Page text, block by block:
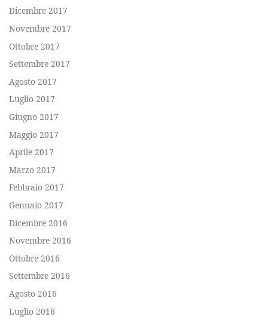
Dicembre 2017
Novembre 2017
Ottobre 2017
Settembre 2017
Agosto 2017
Luglio 2017
Giugno 2017
Maggio 2017
Aprile 2017
Marzo 2017
Febbraio 2017
Gennaio 2017
Dicembre 2016
Novembre 2016
Ottobre 2016
Settembre 2016
Agosto 2016
Luglio 2016